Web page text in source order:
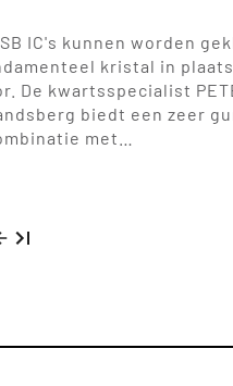
IC's kunnen worden
kristal in
De kwartsspecialist
biedt een zeer
met…